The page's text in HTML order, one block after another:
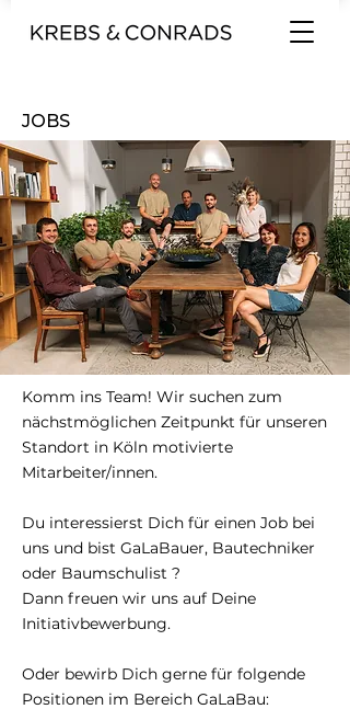
JOBS
Komm ins Team! Wir suchen zum
nächstmöglichen Zeitpunkt für unseren
Standort in Köln motivierte
Mitarbeiter/innen.
Du interessierst Dich für einen Job bei
uns und bist GaLaBauer, Bautechniker
oder Baumschulist ?
Dann freuen wir uns auf Deine
Initiativbewerbung.
Oder bewirb Dich gerne für folgende
Positionen im Bereich GaLaBau: